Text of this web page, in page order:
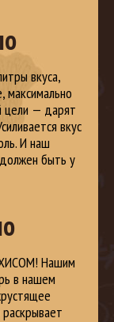
вкуса,
максимально
цели — дарят
вкус
И наш
быть у
Нашим
в нашем